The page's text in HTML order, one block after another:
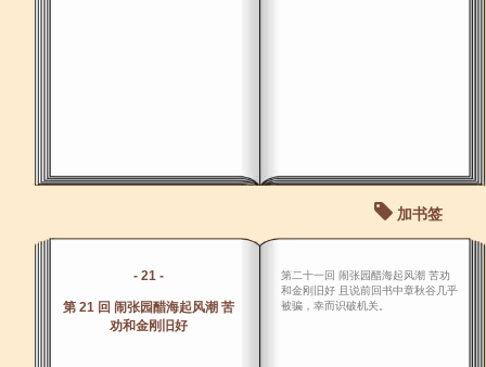
加书签
- 21 -
第 21 回 闹张园醋海起风潮 苦
劝和金刚旧好
第二十一回 闹张园醋海起风潮 苦劝
和金刚旧好 且说前回书中章秋谷几乎
被骗，幸而识破机关。